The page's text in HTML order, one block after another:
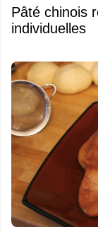
Pâté chinois
individuelles